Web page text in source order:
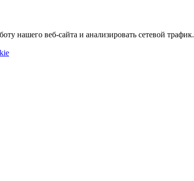
нашего веб-сайта и анализировать сетевой трафик.